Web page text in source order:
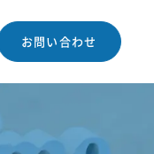
お問い合わせ